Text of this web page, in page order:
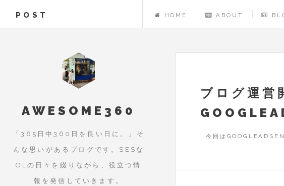
POST HOME ABOUT
ブログ運営
今回は
AWESOME360
「365日中360日を良い日に。」そ
んな思いがあるブログです。SESな
OLの日々を綴りながら、役立つ情
報を発信していきます。